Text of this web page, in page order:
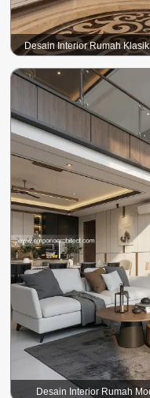
Desain Interior Rumah
Desain Interior Rumah